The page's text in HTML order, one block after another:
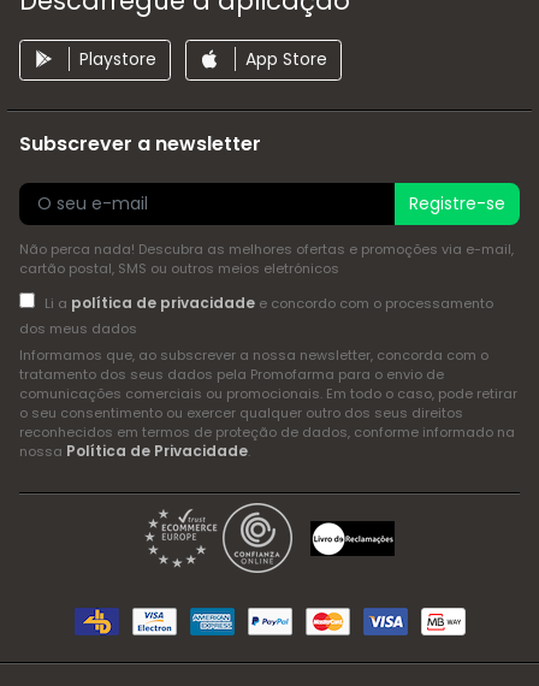
Playstore App Store
Subscrever a newsletter
Registre-se
Não perca nada! Descubra as melhores ofertas e promoções via e-mail,
cartão postal, SMS ou outros meios eletrónicos
Li a política de privacidadee concordo com o processamento
dos meus dados
Informamos que, ao subscrever a nossa newsletter, concorda com o
tratamento dos seus dados pela Promofarma para o envio de
comunicações comerciais ou promocionais. Em todo o caso, pode retirar
o seu consentimento ou exercer qualquer outro dos seus direitos
reconhecidos em termos de proteção de dados, conforme informado na
nossa Política de Privacidade.